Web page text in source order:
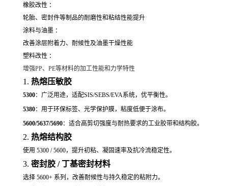
橡胶改性 ：
轮胎、密封件等制品的耐磨性和粘结性能提升
涂料与油墨 ：
改善涂层附着力、耐候性及油墨干燥性能
塑料改性 ：
增强PP、PE等材料的加工性能和力学特性
1. 热熔压敏胶
5300：广泛用途，适配SIS/SEBS/EVA系统，优平衡性。
5380：用于环保标签、光学保护膜，粘度低便于涂布。
5600/5637/5690：适合高剪切强度与耐热要求的工业胶带和结构胶。
2. 热熔结构胶
使用 5300 / 5600，提升初粘、凝固速率及抗冷流稳定性。
3. 密封胶 / 丁基密封材料
选择 5600+ 系列，改善耐候性与持久稳定的粘附力。